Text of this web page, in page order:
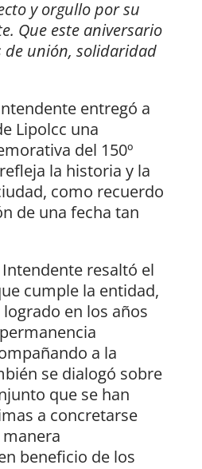
y orgullo por su
Que este aniversario
de unión, solidaridad
entregó a
Lipolcc una
del 150º
la historia y la
como recuerdo
de una fecha tan
resaltó el
cumple la entidad,
en los años
a la
se dialogó sobre
que se han
a concretarse
beneficio de los